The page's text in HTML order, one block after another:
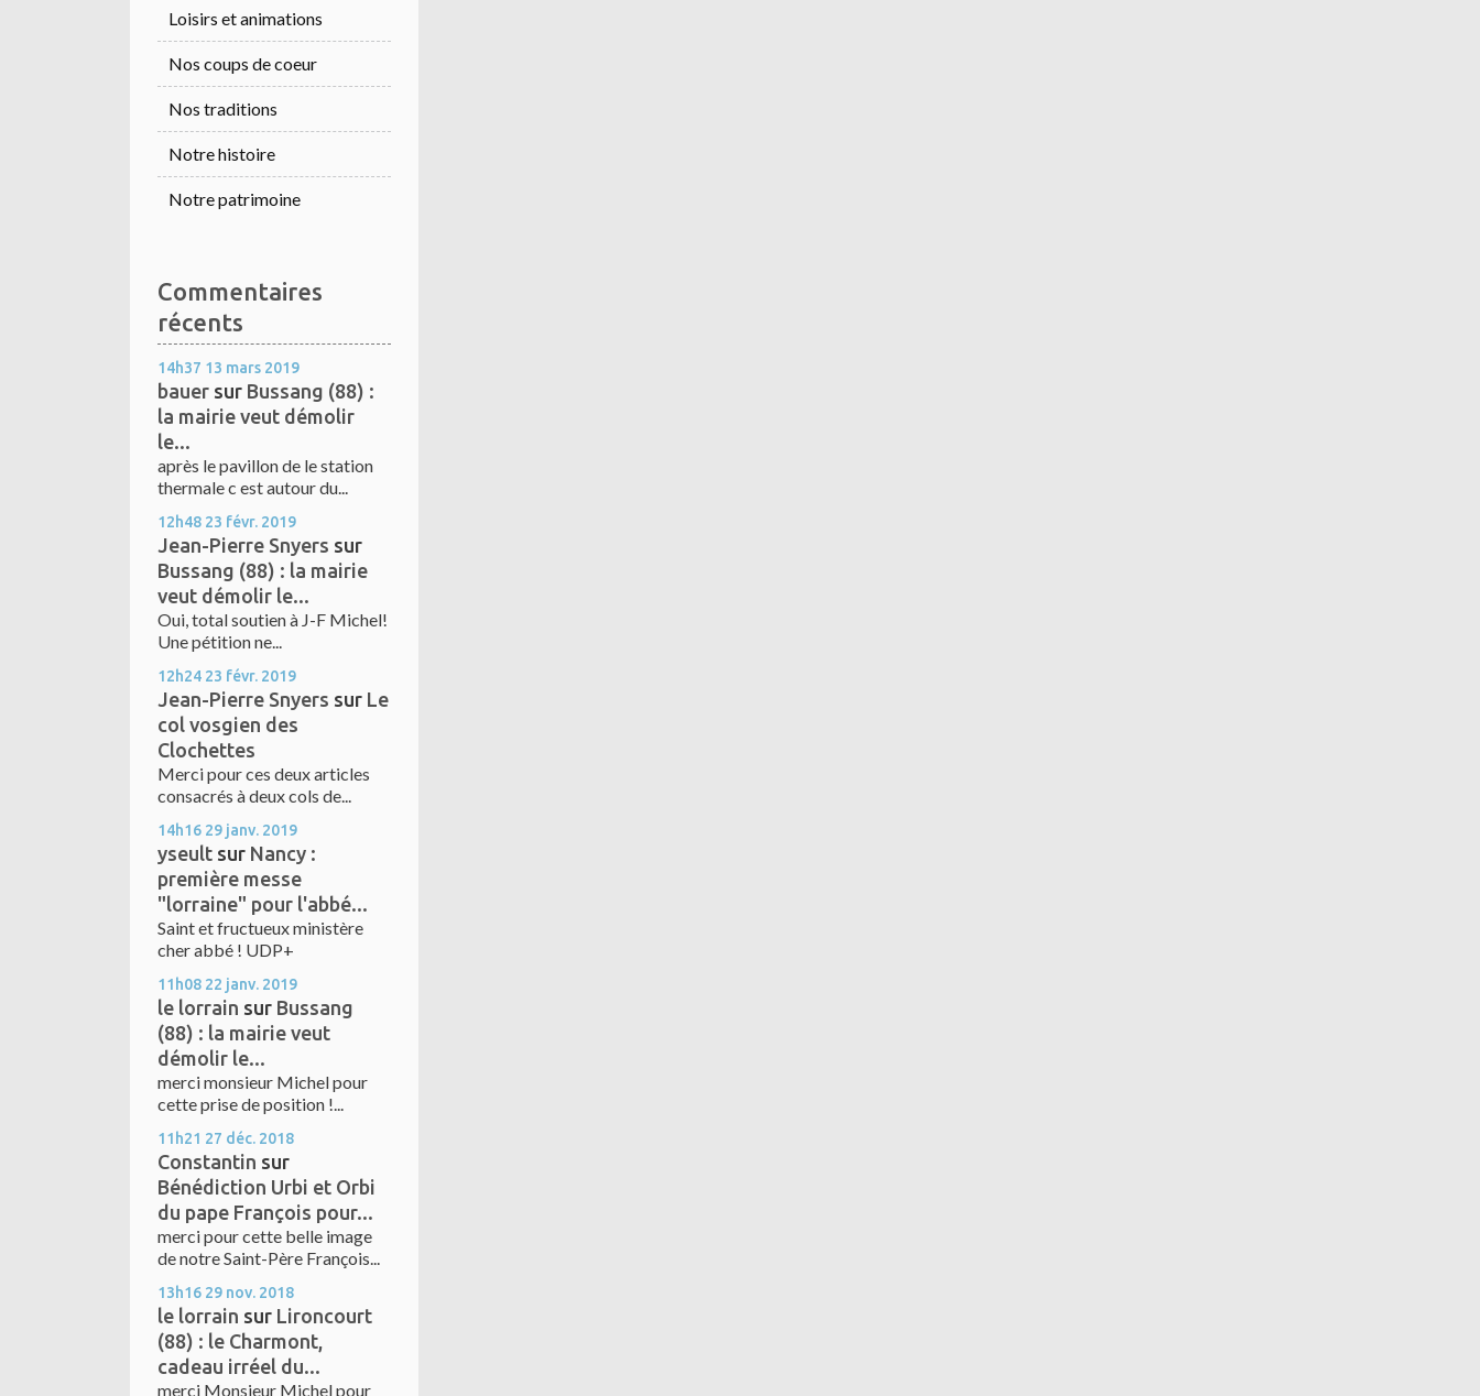
Loisirs et animations
Nos coups de coeur
Nos traditions
Notre histoire
Notre patrimoine
Commentaires
récents
14h37 13 mars 2019
bauer sur Bussang (88) :
la mairie veut démolir
le...
après le pavillon de le station
thermale c est autour du...
12h48 23 févr. 2019
Jean-Pierre Snyers sur
Bussang (88) : la mairie
veut démolir le...
Oui, total soutien à J-F Michel!
Une pétition ne...
12h24 23 févr. 2019
Jean-Pierre Snyers sur Le
col vosgien des
Clochettes
Merci pour ces deux articles
consacrés à deux cols de...
14h16 29 janv. 2019
yseult sur Nancy :
première messe
"lorraine" pour l'abbé...
Saint et fructueux ministère
cher abbé ! UDP+
11h08 22 janv. 2019
le lorrain sur Bussang
(88) : la mairie veut
démolir le...
merci monsieur Michel pour
cette prise de position !...
11h21 27 déc. 2018
Constantin sur
Bénédiction Urbi et Orbi
du pape François pour...
merci pour cette belle image
de notre Saint-Père François...
13h16 29 nov. 2018
le lorrain sur Lironcourt
(88) : le Charmont,
cadeau irréel du...
merci Monsieur Michel pour